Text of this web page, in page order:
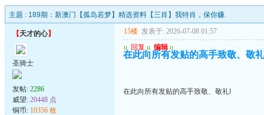
主题 : 189期：新澳门【孤岛若梦】精选资料【三肖】我特肖，保你赚.
【天才的心】
圣骑士
发帖: 2286
威望: 20448 点
铜币: 10356 枚
15楼 发表于: 2026-07-08 01:57
u 回复 u 编辑 u
在此向所有发贴的高手致敬、敬
在此向所有发贴的高手致敬、敬礼!